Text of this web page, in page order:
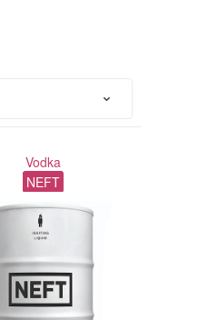
Vodka
NEFT